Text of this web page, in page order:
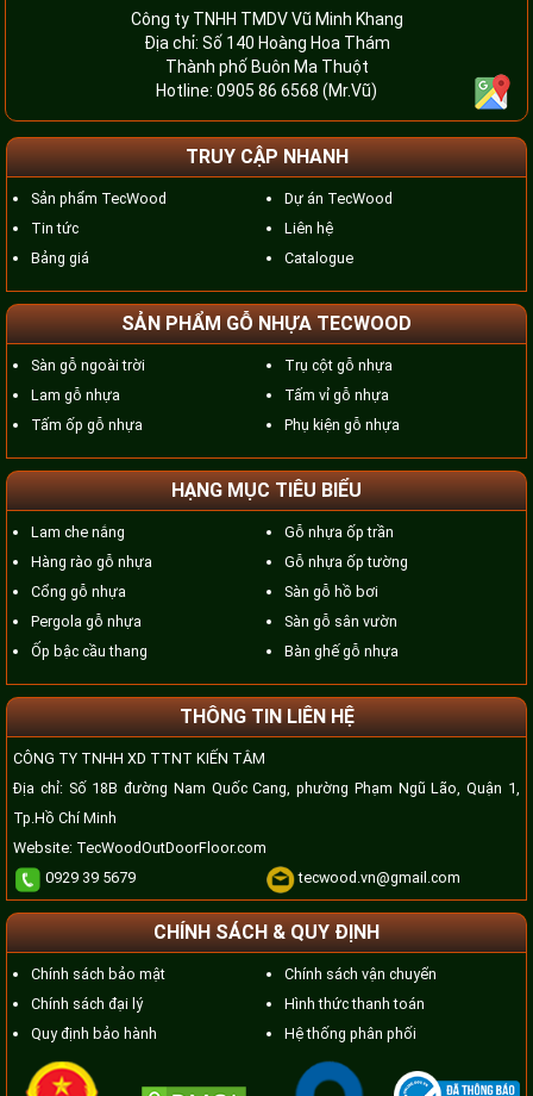
Công ty TNHH TMDV Vũ Minh Khang
Địa chỉ: Số 140 Hoàng Hoa Thám
Thành phố Buôn Ma Thuột
Hotline: 0905 86 6568 (Mr.Vũ)
TRUY CẬP NHANH
Sản phẩm TecWood
Tin tức
Bảng giá
Dự án TecWood
Liên hệ
Catalogue
SẢN PHẨM GỖ NHỰA TECWOOD
Sàn gỗ ngoài trời
Lam gỗ nhựa
Tấm ốp gỗ nhựa
Trụ cột gỗ nhựa
Tấm vỉ gỗ nhựa
Phụ kiện gỗ nhựa
HẠNG MỤC TIÊU BIỂU
Lam che nắng
Hàng rào gỗ nhựa
Cổng gỗ nhựa
Pergola gỗ nhựa
Ốp bậc cầu thang
Gỗ nhựa ốp trần
Gỗ nhựa ốp tường
Sàn gỗ hồ bơi
Sàn gỗ sân vườn
Bàn ghế gỗ nhựa
THÔNG TIN LIÊN HỆ
CÔNG TY TNHH XD TTNT KIẾN TÂM
Địa chỉ: Số 18B đường Nam Quốc Cang, phường Phạm Ngũ Lão, Quận 1,
Tp.Hồ Chí Minh
Website: TecWoodOutDoorFloor.com
0929 39 5679
tecwood.vn@gmail.com
CHÍNH SÁCH & QUY ĐỊNH
Chính sách bảo mật
Chính sách đại lý
Quy định bảo hành
Chính sách vận chuyển
Hình thức thanh toán
Hệ thống phân phối